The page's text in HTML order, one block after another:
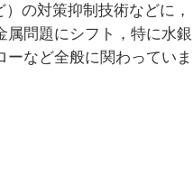
の対策抑制技術などに，
属問題にシフト，特に水銀
など全般に関わっていま